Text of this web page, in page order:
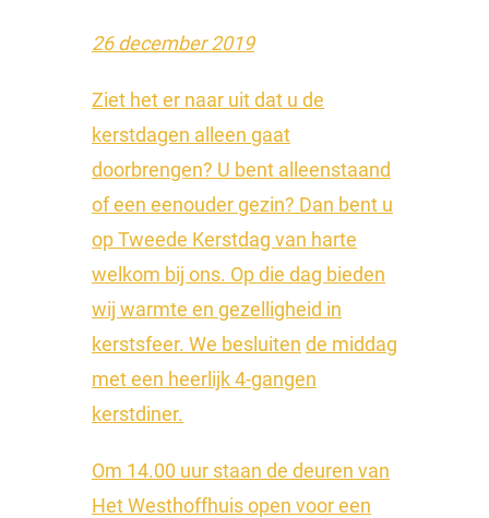
26 december 2019
Ziet het er naar uit dat u de
kerstdagen alleen gaat
doorbrengen? U bent alleenstaand
of een eenouder gezin? Dan bent u
op Tweede Kerstdag van harte
welkom bij ons. Op die dag bieden
wij warmte en gezelligheid in
kerstsfeer. We besluiten de middag
met een heerlijk 4-gangen
kerstdiner.
Om 14.00 uur staan de deuren van
Het Westhoffhuis open voor een